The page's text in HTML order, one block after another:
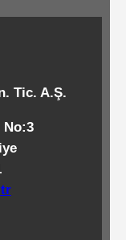
Tic. A.Ş.
No:3